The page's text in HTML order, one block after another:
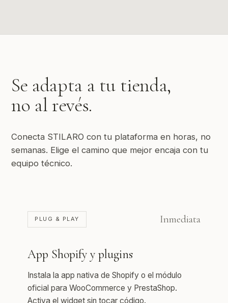
Se adapta a tu tienda,
no al revés.
Conecta STILARO con tu plataforma en horas, no
semanas. Elige el camino que mejor encaja con tu
equipo técnico.
PLUG & PLAY Inmediata
App Shopify y plugins
Instala la app nativa de Shopify o el módulo
oficial para WooCommerce y PrestaShop.
Activa el widget sin tocar código.